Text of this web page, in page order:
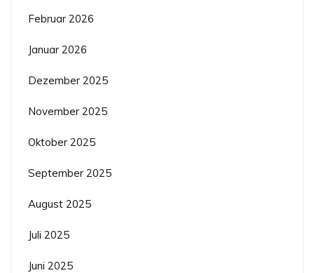
Februar 2026
Januar 2026
Dezember 2025
November 2025
Oktober 2025
September 2025
August 2025
Juli 2025
Juni 2025